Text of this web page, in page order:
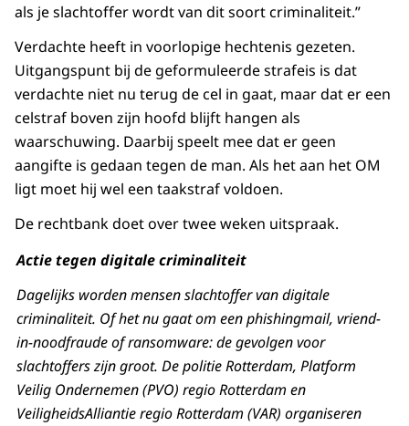
als je slachtoffer wordt van dit soort criminaliteit.”
Verdachte heeft in voorlopige hechtenis gezeten.
Uitgangspunt bij de geformuleerde strafeis is dat
verdachte niet nu terug de cel in gaat, maar dat er een
celstraf boven zijn hoofd blijft hangen als
waarschuwing. Daarbij speelt mee dat er geen
aangifte is gedaan tegen de man. Als het aan het OM
ligt moet hij wel een taakstraf voldoen.
De rechtbank doet over twee weken uitspraak.
Actie tegen digitale criminaliteit
Dagelijks worden mensen slachtoffer van digitale
criminaliteit. Of het nu gaat om een phishingmail, vriend-
in-noodfraude of ransomware: de gevolgen voor
slachtoffers zijn groot. De politie Rotterdam, Platform
Veilig Ondernemen (PVO) regio Rotterdam en
VeiligheidsAlliantie regio Rotterdam (VAR) organiseren